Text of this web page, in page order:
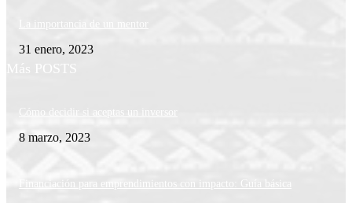
La importancia de un mentor
31 enero, 2023
Más POSTS
Cómo decidir si aceptas un inversor
8 marzo, 2023
Financiación para emprendimientos con impacto: Guía básica